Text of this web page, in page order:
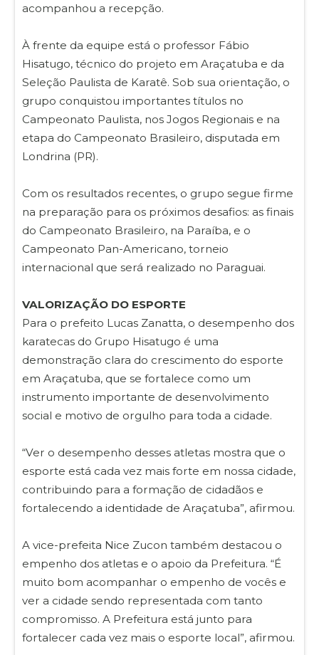
acompanhou a recepção.
À frente da equipe está o professor Fábio
Hisatugo, técnico do projeto em Araçatuba e da
Seleção Paulista de Karatê. Sob sua orientação, o
grupo conquistou importantes títulos no
Campeonato Paulista, nos Jogos Regionais e na
etapa do Campeonato Brasileiro, disputada em
Londrina (PR).
Com os resultados recentes, o grupo segue firme
na preparação para os próximos desafios: as finais
do Campeonato Brasileiro, na Paraíba, e o
Campeonato Pan-Americano, torneio
internacional que será realizado no Paraguai.
VALORIZAÇÃO DO ESPORTE
Para o prefeito Lucas Zanatta, o desempenho dos
karatecas do Grupo Hisatugo é uma
demonstração clara do crescimento do esporte
em Araçatuba, que se fortalece como um
instrumento importante de desenvolvimento
social e motivo de orgulho para toda a cidade.
“Ver o desempenho desses atletas mostra que o
esporte está cada vez mais forte em nossa cidade,
contribuindo para a formação de cidadãos e
fortalecendo a identidade de Araçatuba”, afirmou.
A vice-prefeita Nice Zucon também destacou o
empenho dos atletas e o apoio da Prefeitura. “É
muito bom acompanhar o empenho de vocês e
ver a cidade sendo representada com tanto
compromisso. A Prefeitura está junto para
fortalecer cada vez mais o esporte local”, afirmou.